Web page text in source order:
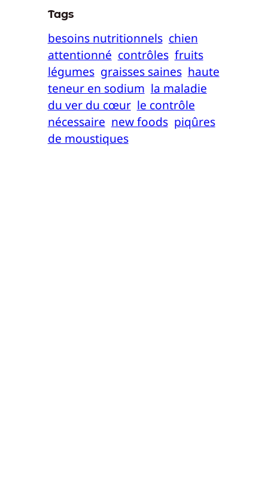
Tags
besoins nutritionnels chien
attentionné contrôles fruits
légumes graisses saines haute
teneur en sodium la maladie
du ver du cœur le contrôle
nécessaire new foods piqûres
de moustiques